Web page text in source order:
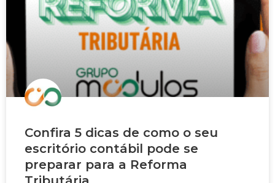
Confira 5 dicas de como o seu
escritório contábil pode se
preparar para a Reforma